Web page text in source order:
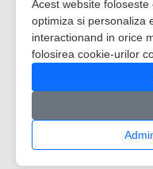
Acest website foloseste
optimiza si personaliza
interactionand in orice
folosirea cookie-urilor